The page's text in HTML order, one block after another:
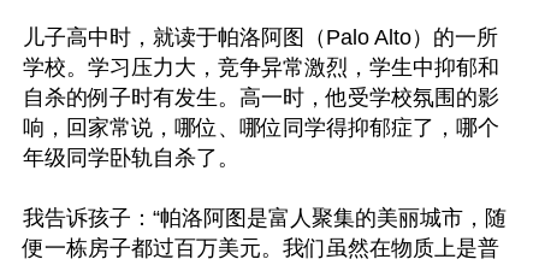
儿子高中时，就读于帕洛阿图（Palo Alto）的一所
学校。学习压力大，竞争异常激烈，学生中抑郁和
自杀的例子时有发生。高一时，他受学校氛围的影
响，回家常说，哪位、哪位同学得抑郁症了，哪个
年级同学卧轨自杀了。
我告诉孩子：“帕洛阿图是富人聚集的美丽城市，随
便一栋房子都过百万美元。我们虽然在物质上是普